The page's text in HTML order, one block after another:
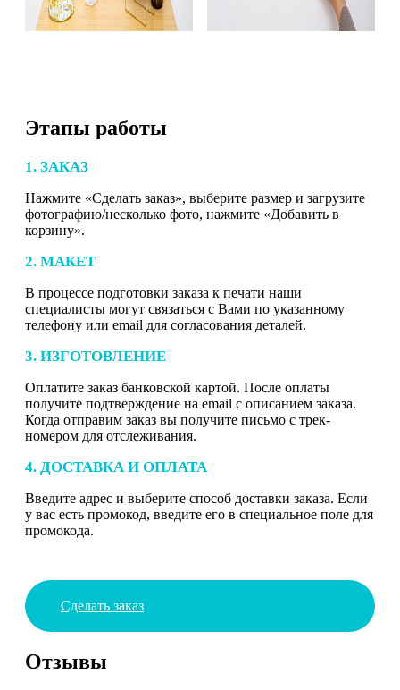
Этапы работы
1. ЗАКАЗ
Нажмите «Сделать заказ», выберите размер и загрузите
фотографию/несколько фото, нажмите «Добавить в
корзину».
2. МАКЕТ
В процессе подготовки заказа к печати наши
специалисты могут связаться с Вами по указанному
телефону или email для согласования деталей.
3. ИЗГОТОВЛЕНИЕ
Оплатите заказ банковской картой. После оплаты
получите подтверждение на email с описанием заказа.
Когда отправим заказ вы получите письмо с трек-
номером для отслеживания.
4. ДОСТАВКА И ОПЛАТА
Введите адрес и выберите способ доставки заказа. Если
у вас есть промокод, введите его в специальное поле для
промокода.
Сделать заказ
Отзывы